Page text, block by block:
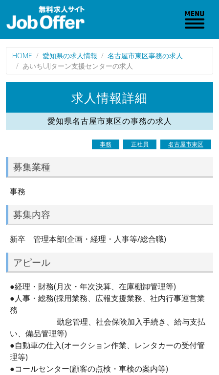
HOME 愛知県の求人情報
名古屋市東区事務の求人
あいちUIJターン支援センターの求人
求人情報詳細
愛知県名古屋市東区の事務の求人
事務 正社員 名古屋市東区
募集業種
事務
募集内容
新卒 管理本部(企画・経理・人事等/総合職)
アピール
●経理・財務(月次・年次決算、在庫棚卸管理等)
●人事・総務(採用業務、広報支援業務、社内行事運営業
務
勤怠管理、社会保険加入手続き、給与支払
い、備品管理等)
●自動車の仕入(オークション作業、レンタカーの受付管
理等)
●コールセンター(顧客の点検・車検の案内等)